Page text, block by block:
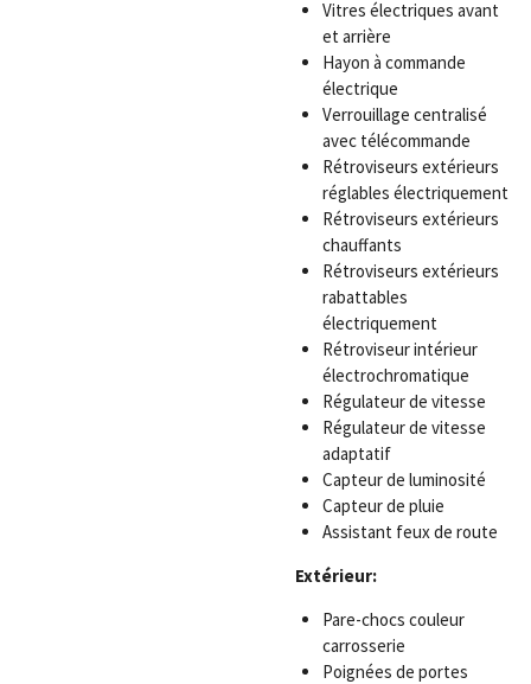
Vitres électriques avant
et arrière
Hayon à commande
électrique
Verrouillage centralisé
avec télécommande
Rétroviseurs extérieurs
réglables électriquement
Rétroviseurs extérieurs
chauffants
Rétroviseurs extérieurs
rabattables
électriquement
Rétroviseur intérieur
électrochromatique
Régulateur de vitesse
Régulateur de vitesse
adaptatif
Capteur de luminosité
Capteur de pluie
Assistant feux de route
Extérieur:
Pare-chocs couleur
carrosserie
Poignées de portes